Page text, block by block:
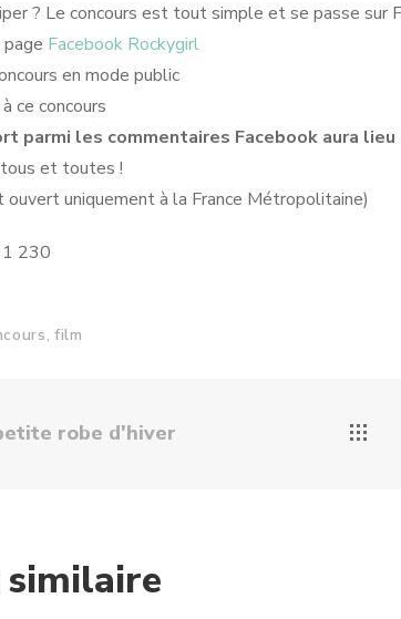
? Le concours est tout simple et se passe sur
Facebook Rockygirl
en mode public
ce concours
parmi les commentaires Facebook aura
tous et toutes !
ouvert uniquement à la France Métropolitaine)
1 230
, film
robe d'hiver